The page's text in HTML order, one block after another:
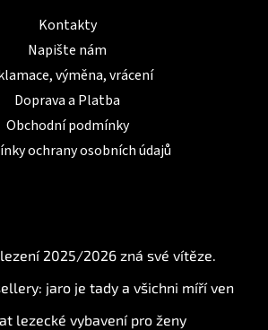
Kontakty
Napište nám
výměna, vrácení
Doprava a Platba
Obchodní podmínky
ochrany osobních údajů
2025/2026 zná své vítěze.
jaro je tady a všichni míří ven
lezecké vybavení pro ženy